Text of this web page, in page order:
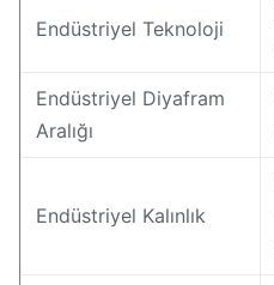
Endüstriyel Teknoloji
Endüstriyel Diyafram
Aralığı
Endüstriyel Kalınlık